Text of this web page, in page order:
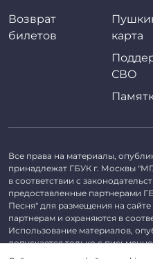
Возврат
билетов
карта
СВО
Все права на материалы,
принадлежат ГБУК г. Москвы
в соответствии с
предоставленные партнерами
Песня" для размещения на сайте
партнерам и охраняются в
Использование материалов,
допускается только с